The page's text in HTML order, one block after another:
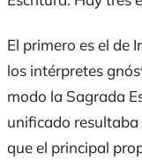
El primero es el de
los intérpretes
modo la Sagrada
unificado resultaba
que el principal